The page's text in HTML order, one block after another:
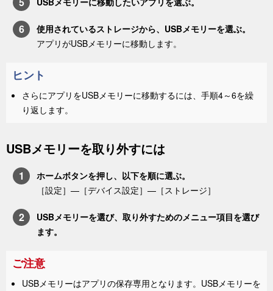
使用されているストレージから、USBメモリーを選ぶ。
アプリがUSBメモリーに移動します。
ヒント
さらにアプリをUSBメモリーに移動するには、手順4～6を繰
り返します。
USBメモリーを取り外すには
ホームボタンを押し、以下を順に選ぶ。
［設定］— ［デバイス設定］—［ストレージ］
USBメモリーを選び、取り外すためのメニュー項目を選び
ます。
ご注意
USBメモリーはアプリの保存専用となります。USBメモリーを